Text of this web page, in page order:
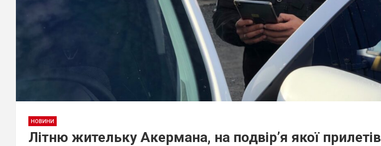
НОВИНИ
Літню жительку Акермана, на подвір’я якої прилетів